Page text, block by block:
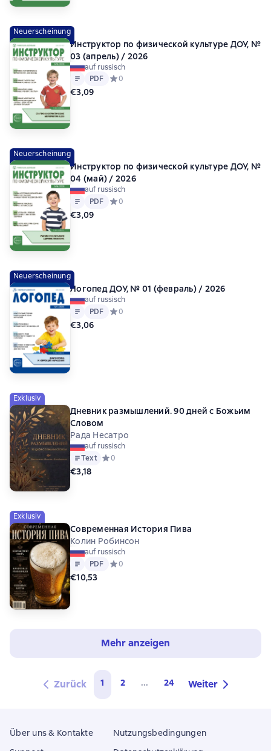
Neuerscheinung
Инструктор по физической культуре ДОУ, №
03 (апрель) / 2026
auf russisch
Text
PDF
PDF Средний рейтинг 0 на основе 0 оценок
0
€3,09
Neuerscheinung
Инструктор по физической культуре ДОУ, №
04 (май) / 2026
auf russisch
Text
PDF
PDF Средний рейтинг 0 на основе 0 оценок
0
€3,09
Neuerscheinung
Логопед ДОУ, № 01 (февраль) / 2026
auf russisch
Text
PDF
PDF Средний рейтинг 0 на основе 0 оценок
0
€3,06
Exklusiv
Дневник размышлений. 90 дней с Божьим
Словом
Рада Несатро
auf russisch
Text Средний рейтинг 0 на основе 0 оценок
0
€3,18
Exklusiv
Современная История Пива
Колин Робинсон
auf russisch
Text
PDF
PDF Средний рейтинг 0 на основе 0 оценок
0
€10,53
Mehr anzeigen
Zurück 1 2 ... 24 Weiter
Über uns & Kontakte
Nutzungsbedingungen